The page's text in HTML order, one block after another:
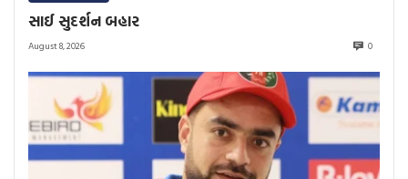
સાઈ સુદર્શન બહાર
August 8, 2026 0